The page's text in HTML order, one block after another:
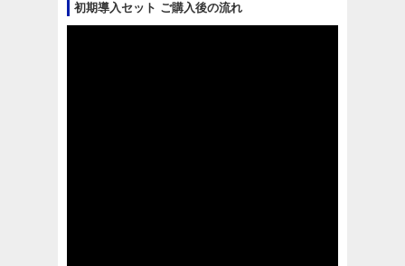
初期導入セット ご購入後の流れ